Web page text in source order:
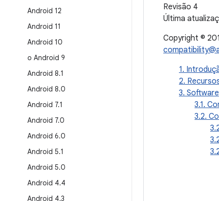
Android 12
Android 11
Android 10
o Android 9
Android 8.1
Android 8.0
Android 7.1
Android 7.0
Android 6.0
Android 5.1
Android 5.0
Android 4.4
Android 4.3
Revisão 4
Última
Copyright ©
1.
2.
3. Software
3.1.
3.2.